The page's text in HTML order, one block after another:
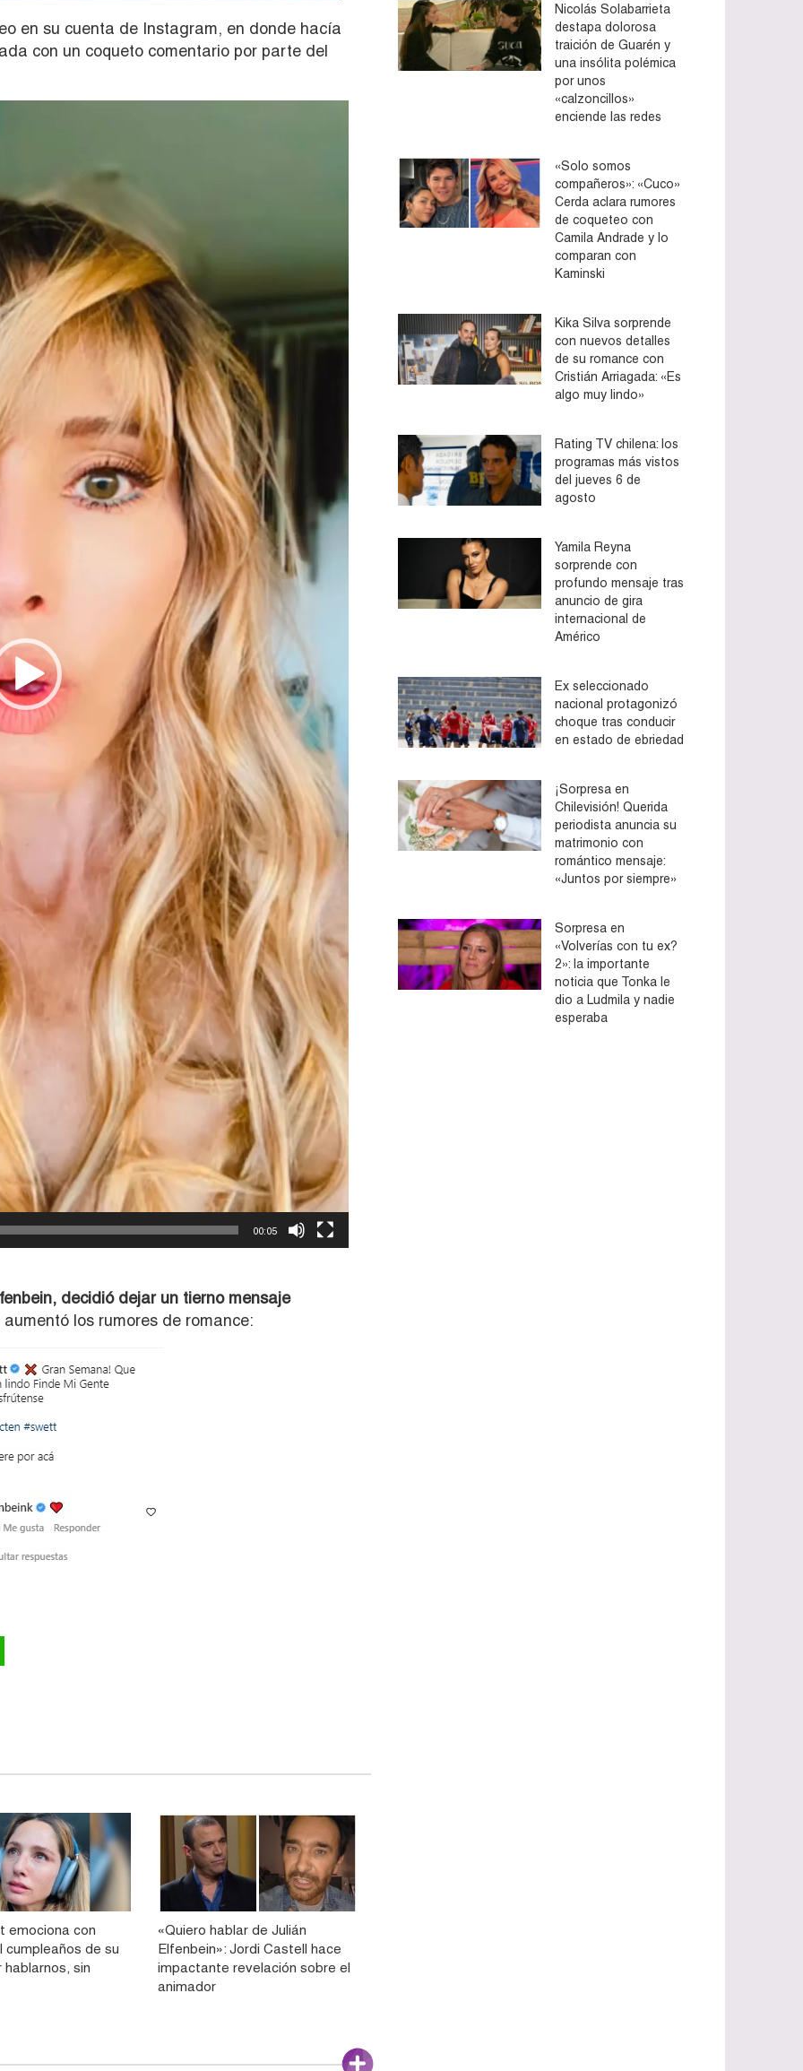
en su cuenta de Instagram, en donde hacía
con un coqueto comentario por parte del
00:05
decidió dejar un tierno mensaje
aumentó los rumores de romance:
emociona con
cumpleaños de su
hablarnos, sin
«Quiero hablar de Julián
Elfenbein»: Jordi Castell hace
impactante revelación sobre el
animador
Nicolás Solabarrieta
destapa dolorosa
traición de Guarén y
una insólita polémica
por unos
«calzoncillos»
enciende las redes
«Solo somos
compañeros»: «Cuco»
Cerda aclara rumores
de coqueteo con
Camila Andrade y lo
comparan con
Kaminski
Kika Silva sorprende
con nuevos detalles
de su romance con
Cristián Arriagada: «Es
algo muy lindo»
Rating TV chilena: los
programas más vistos
del jueves 6 de
agosto
Yamila Reyna
sorprende con
profundo mensaje tras
anuncio de gira
internacional de
Américo
Ex seleccionado
nacional protagonizó
choque tras conducir
en estado de ebriedad
¡Sorpresa en
Chilevisión! Querida
periodista anuncia su
matrimonio con
romántico mensaje:
«Juntos por siempre»
Sorpresa en
«Volverías con tu ex?
2»: la importante
noticia que Tonka le
dio a Ludmila y nadie
esperaba